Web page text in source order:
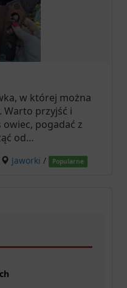
w której można
Warto przyjść i
pogadać z
od…
Jaworki / Popularne